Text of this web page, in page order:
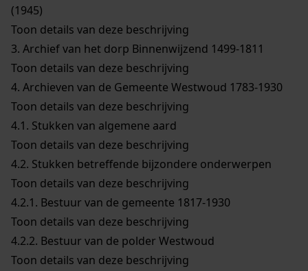
(1945)
Toon details van deze beschrijving
3. Archief van het dorp Binnenwijzend 1499-1811
Toon details van deze beschrijving
4. Archieven van de Gemeente Westwoud 1783-1930
Toon details van deze beschrijving
4.1. Stukken van algemene aard
Toon details van deze beschrijving
4.2. Stukken betreffende bijzondere onderwerpen
Toon details van deze beschrijving
4.2.1. Bestuur van de gemeente 1817-1930
Toon details van deze beschrijving
4.2.2. Bestuur van de polder Westwoud
Toon details van deze beschrijving